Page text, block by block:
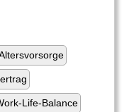
Life-Balance